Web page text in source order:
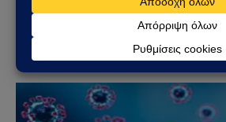
Επανάσταση στην επεμβατική
διαδερμικές επεμβάσεις